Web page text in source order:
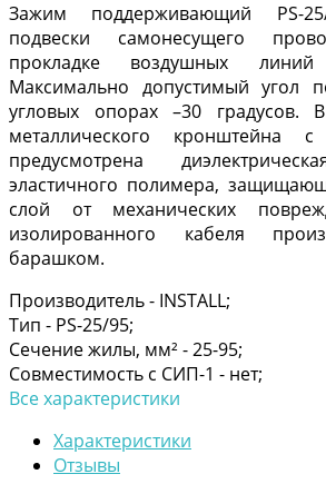
Зажим поддерживающий PS-
подвески самонесущего
прокладке воздушных линий
Максимально допустимый угол
угловых опорах –30 градусов.
металлического кронштейна
предусмотрена
эластичного полимера,
слой от механических
изолированного кабеля
барашком.
Производитель - INSTALL;
Тип - PS-25/95;
Сечение жилы, мм² -25-95;
Совместимость с СИП-1 - нет;
Все характеристики
Характеристики
Отзывы